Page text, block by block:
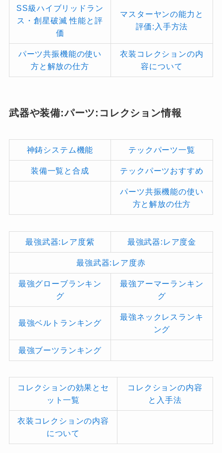
SS級ハイブリッドラン
ス・創星破滅 性能と評
価
マスターヤンの能力と
評価:入手方法
パーツ共振機能の使い
方と解放の仕方
衣装コレクションの内
容について
武器や装備:パーツ:コレクション情報
神鋳システム機能 テックパーツ一覧
装備一覧と合成 テックパーツおすすめ
パーツ共振機能の使い
方と解放の仕方
最強武器:レア度紫 最強武器:レア度金
最強武器:レア度赤
最強グローブランキン
グ
最強アーマーランキン
グ
最強ベルトランキング
最強ネックレスランキ
ング
最強ブーツランキング
コレクションの効果とセ
ット一覧
コレクションの内容
と入手法
衣装コレクションの内容
について